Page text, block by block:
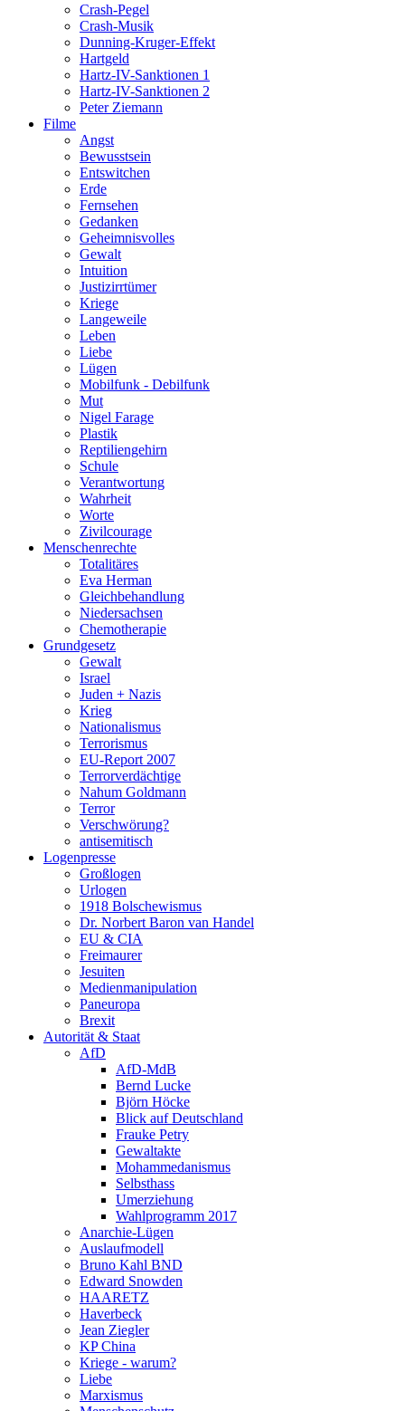
Crash-Pegel
Crash-Musik
Dunning-Kruger-Effekt
Hartgeld
Hartz-IV-Sanktionen 1
Hartz-IV-Sanktionen 2
Peter Ziemann
Filme
Angst
Bewusstsein
Entswitchen
Erde
Fernsehen
Gedanken
Geheimnisvolles
Gewalt
Intuition
Justizirrtümer
Kriege
Langeweile
Leben
Liebe
Lügen
Mobilfunk - Debilfunk
Mut
Nigel Farage
Plastik
Reptiliengehirn
Schule
Verantwortung
Wahrheit
Worte
Zivilcourage
Menschenrechte
Totalitäres
Eva Herman
Gleichbehandlung
Niedersachsen
Chemotherapie
Grundgesetz
Gewalt
Israel
Juden + Nazis
Krieg
Nationalismus
Terrorismus
EU-Report 2007
Terrorverdächtige
Nahum Goldmann
Terror
Verschwörung?
antisemitisch
Logenpresse
Großlogen
Urlogen
1918 Bolschewismus
Dr. Norbert Baron van Handel
EU & CIA
Freimaurer
Jesuiten
Medienmanipulation
Paneuropa
Brexit
Autorität & Staat
AfD
AfD-MdB
Bernd Lucke
Björn Höcke
Blick auf Deutschland
Frauke Petry
Gewaltakte
Mohammedanismus
Selbsthass
Umerziehung
Wahlprogramm 2017
Anarchie-Lügen
Auslaufmodell
Bruno Kahl BND
Edward Snowden
HAARETZ
Haverbeck
Jean Ziegler
KP China
Kriege - warum?
Liebe
Marxismus